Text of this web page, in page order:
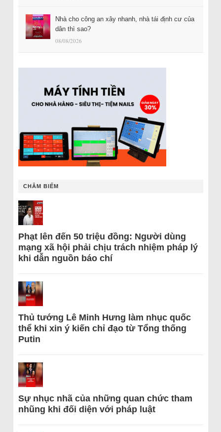
Nhà cho công an xây nhanh, nhà tái định cư của
dân thì sao?
08/08/2026
CHÂM BIẾM
Phạt lên đến 50 triệu đồng: Người dùng
mạng xã hội phải chịu trách nhiệm pháp lý
khi dẫn nguồn báo chí
Thủ tướng Lê Minh Hưng làm nhục quốc
thể khi xin ý kiến chỉ đạo từ Tổng thống
Putin
Sự nhục nhã của những quan chức tham
nhũng khi đối diện với pháp luật